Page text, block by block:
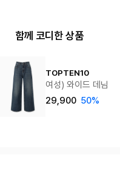
함께 코디한 상품
TOPTEN10
여성) 와이드 데님
29,900 50%